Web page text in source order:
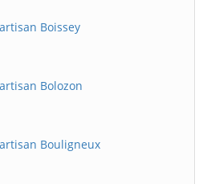
Boissey
Bolozon
Bouligneux